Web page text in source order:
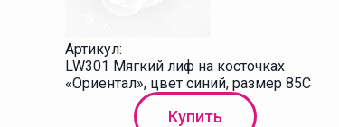
Артикул:
LW301 Мягкий лиф на косточках
«Ориентал», цвет синий, размер 85C
Купить